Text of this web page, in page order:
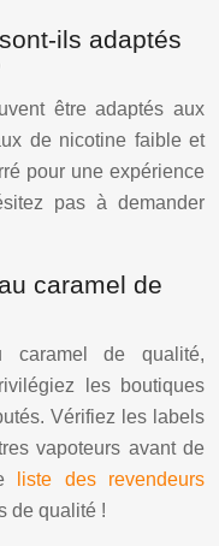
ils adaptés
être adaptés aux
de nicotine faible et
pour une expérience
pas à demander
caramel de
caramel de qualité,
les boutiques
Vérifiez les labels
vapoteurs avant de
liste des revendeurs
de qualité !